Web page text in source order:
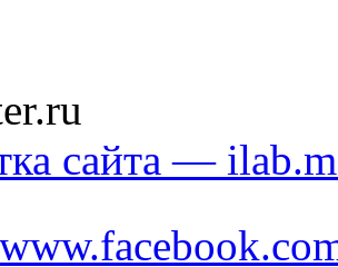
сайта —